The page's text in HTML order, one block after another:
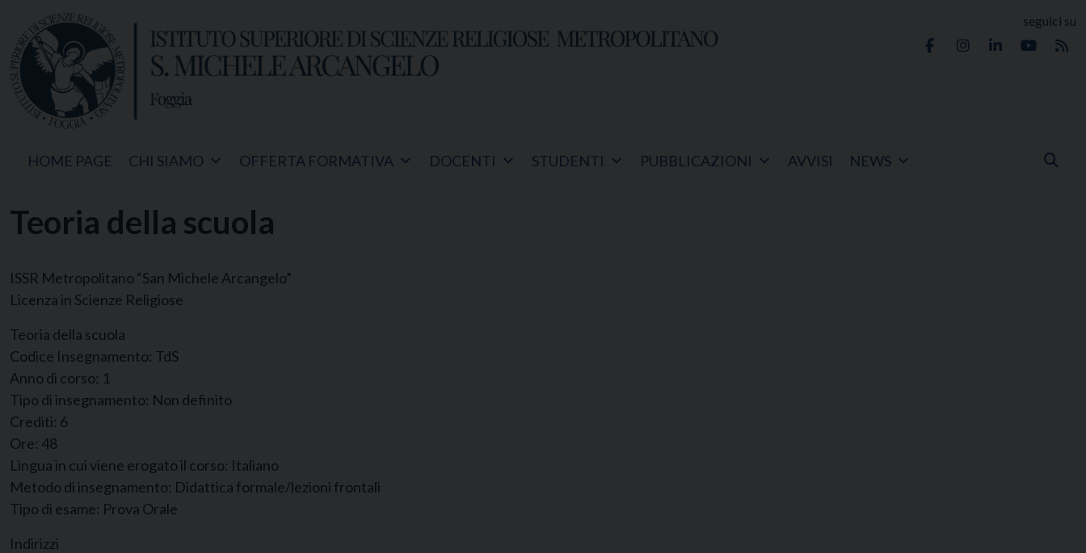
content
seguici su
HOME PAGE CHI SIAMO OFFERTA FORMATIVA DOCENTI STUDENTI PUBBLICAZIONI AVVISI NEWS
Teoria della scuola
ISSR Metropolitano “San Michele Arcangelo”
Licenza in Scienze Religiose
Teoria della scuola
Codice Insegnamento: TdS
Anno di corso: 1
Tipo di insegnamento: Non definito
Crediti: 6
Ore: 48
Lingua in cui viene erogato il corso: Italiano
Metodo di insegnamento: Didattica formale/lezioni frontali
Tipo di esame: Prova Orale
Indirizzi